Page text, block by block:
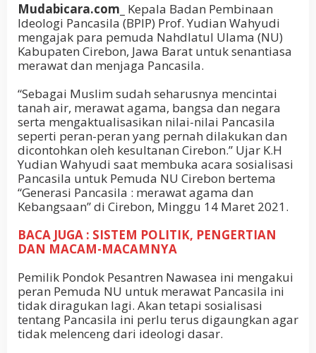
Mudabicara.com_ Kepala Badan Pembinaan
Ideologi Pancasila (BPIP) Prof. Yudian Wahyudi
mengajak para pemuda Nahdlatul Ulama (NU)
Kabupaten Cirebon, Jawa Barat untuk senantiasa
merawat dan menjaga Pancasila.
“Sebagai Muslim sudah seharusnya mencintai
tanah air, merawat agama, bangsa dan negara
serta mengaktualisasikan nilai-nilai Pancasila
seperti peran-peran yang pernah dilakukan dan
dicontohkan oleh kesultanan Cirebon.” Ujar K.H
Yudian Wahyudi saat membuka acara sosialisasi
Pancasila untuk Pemuda NU Cirebon bertema
“Generasi Pancasila : merawat agama dan
Kebangsaan” di Cirebon, Minggu 14 Maret 2021.
BACA JUGA : SISTEM POLITIK, PENGERTIAN
DAN MACAM-MACAMNYA
Pemilik Pondok Pesantren Nawasea ini mengakui
peran Pemuda NU untuk merawat Pancasila ini
tidak diragukan lagi. Akan tetapi sosialisasi
tentang Pancasila ini perlu terus digaungkan agar
tidak melenceng dari ideologi dasar.